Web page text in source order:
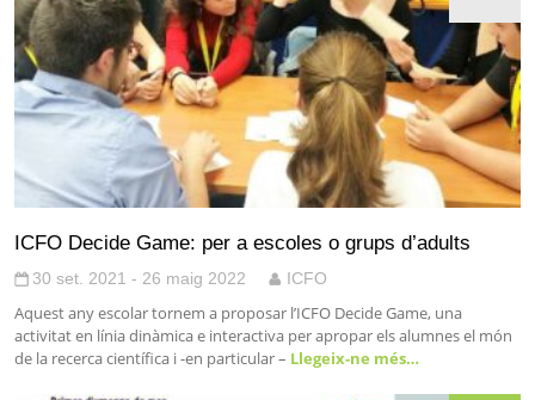
ICFO Decide Game: per a escoles o grups d’adults
30 set. 2021 - 26 maig 2022 ICFO
Aquest any escolar tornem a proposar l’ICFO Decide Game, una
activitat en línia dinàmica e interactiva per apropar els alumnes el món
de la recerca científica i -en particular – Llegeix-ne més…